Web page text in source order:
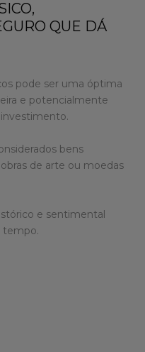
QUE DÁ
pode ser uma óptima
e potencialmente
bens
de arte ou moedas
e sentimental
tempo.